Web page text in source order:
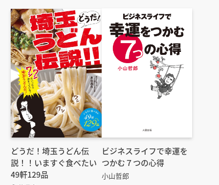
どうだ！埼玉うどん伝
説！！いますぐ食べたい
49軒129品
ビジネスライフで幸運を
つかむ７つの心得
小山哲郎